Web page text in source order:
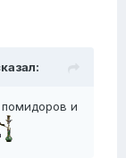
помидоров и